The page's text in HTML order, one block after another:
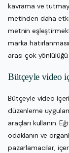
kavrama ve
metinden daha
metnin
marka
arası çok
Bütçeyle video
Bütçeyle video
düzenleme
araçları kullanın.
odaklanın ve
pazarlamacılar,